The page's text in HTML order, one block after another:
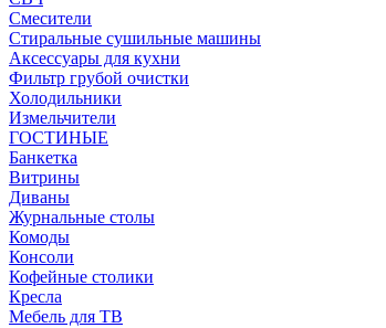
Смесители
Стиральные сушильные машины
Аксессуары для кухни
Фильтр грубой очистки
Холодильники
Измельчители
ГОСТИНЫЕ
Банкетка
Витрины
Диваны
Журнальные столы
Комоды
Консоли
Кофейные столики
Кресла
Мебель для ТВ